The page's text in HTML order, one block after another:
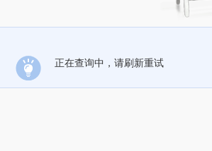
正在查询中，请刷新重试